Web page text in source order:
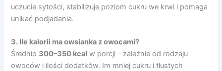
uczucie sytości, stabilizuje poziom cukru we krwi i pomaga
unikać podjadania.
3. Ile kalorii ma owsianka z owocami?
Średnio 300–350 kcal w porcji – zależnie od rodzaju
owoców i ilości dodatków. Im mniej cukru i tłustych